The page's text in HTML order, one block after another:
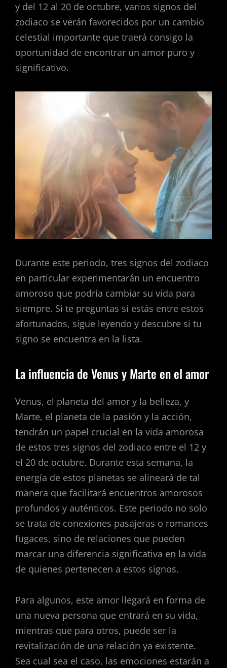
y del 12 al 20 de octubre, varios signos del
zodiaco se verán favorecidos por un cambio
celestial importante que traerá consigo la
oportunidad de encontrar un amor puro y
significativo.
Durante este periodo, tres signos del zodiaco
en particular experimentarán un encuentro
amoroso que podría cambiar su vida para
siempre. Si te preguntas si estás entre estos
afortunados, sigue leyendo y descubre si tu
signo se encuentra en la lista.
La influencia de Venus y Marte en el amor
Venus, el planeta del amor y la belleza, y
Marte, el planeta de la pasión y la acción,
tendrán un papel crucial en la vida amorosa
de estos tres signos del zodiaco entre el 12 y
el 20 de octubre. Durante esta semana, la
energía de estos planetas se alineará de tal
manera que facilitará encuentros amorosos
profundos y auténticos. Este periodo no solo
se trata de conexiones pasajeras o romances
fugaces, sino de relaciones que pueden
marcar una diferencia significativa en la vida
de quienes pertenecen a estos signos.
Para algunos, este amor llegará en forma de
una nueva persona que entrará en su vida,
mientras que para otros, puede ser la
revitalización de una relación ya existente.
Sea cual sea el caso, las emociones estarán a